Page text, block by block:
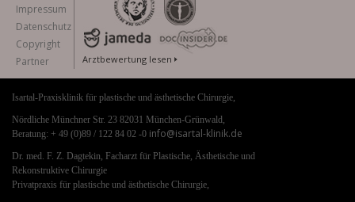
Impressum
Datenschutz
Copyright
Partner
Arztbewertung lesen
Isartal-Praxisklinik für plastische und ästhetische Chirurgie,
Nördliche Münchner Str. 23 82031 München-Grünwald,
Beratung: + 49 (0)89 / 122 84 02 -0 info@isartal-klinik.de
Dr. med. F. Z. Dagtekin, Facharzt für Plastische, Ästhetische und
Rekonstruktive Chirurgie
Privatpraxis für plastische und ästhetische Chirurgie,